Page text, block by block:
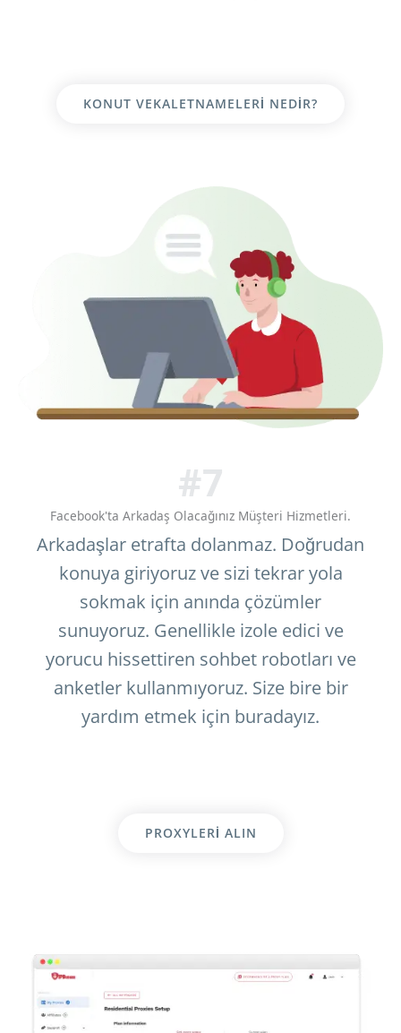
KONUT VEKALETNAMELERI NEDIR?
#7
Facebook'ta Arkadaş Olacağınız Müşteri Hizmetleri.
Arkadaşlar etrafta dolanmaz. Doğrudan
konuya giriyoruz ve sizi tekrar yola
sokmak için anında çözümler
sunuyoruz. Genellikle izole edici ve
yorucu hissettiren sohbet robotları ve
anketler kullanmıyoruz. Size bire bir
yardım etmek için buradayız.
PROXYLERI ALIN